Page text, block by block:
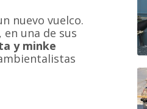
nuevo vuelco.
una de sus
y minke